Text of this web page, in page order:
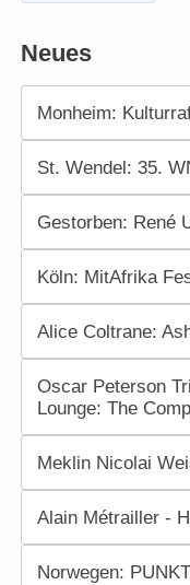
Neues
Monheim:
St. Wendel: 35.
Gestorben: René
Köln: MitAfrika
Alice Coltrane:
Oscar Peterson
Lounge: The
Meklin Nicolai
Alain Métrailler -
Norwegen: